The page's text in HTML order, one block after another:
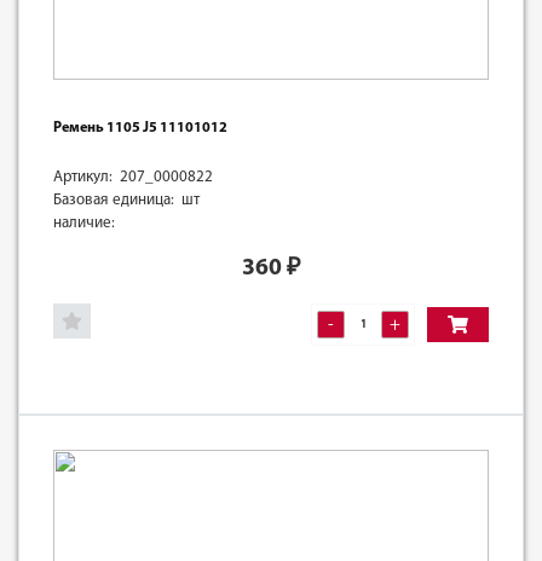
Ремень 1105 J5 11101012
Артикул: 207_0000822
Базовая единица: шт
наличие:
360 ₽
- +